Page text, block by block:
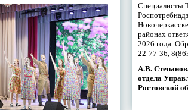
Специалисты
районах
2026 года.
22-77-36,
А.В.
отдела
Ростовской